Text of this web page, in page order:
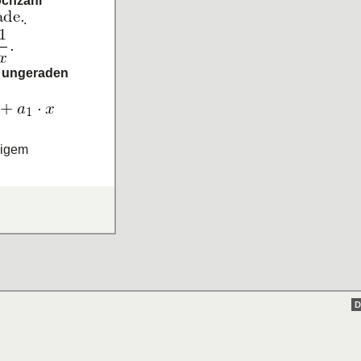
.
auch die